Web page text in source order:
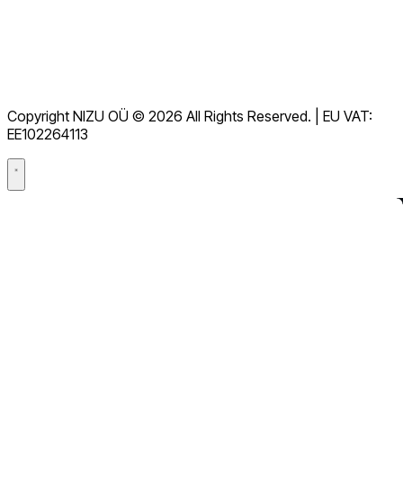
RGPD
Acordo de processamento de dados (DPA)
Copyright NIZU OÜ © 2026 All Rights Reserved. | EU VAT:
EE102264113